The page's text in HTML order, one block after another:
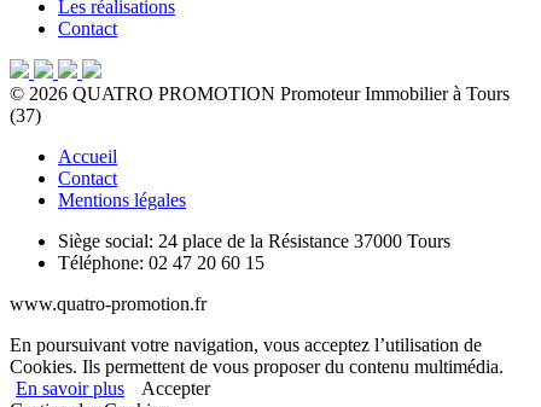
Les réalisations
Contact
© 2026 QUATRO PROMOTION Promoteur Immobilier à Tours
(37)
Accueil
Contact
Mentions légales
Siège social: 24 place de la Résistance 37000 Tours
Téléphone: 02 47 20 60 15
www.quatro-promotion.fr
En poursuivant votre navigation, vous acceptez l’utilisation de
Cookies. Ils permettent de vous proposer du contenu multimédia.
En savoir plus
Accepter